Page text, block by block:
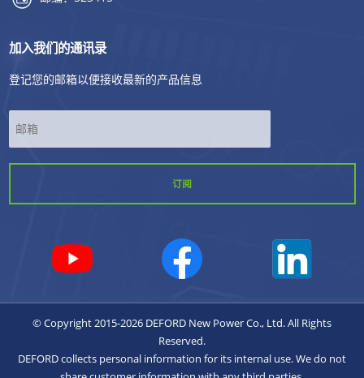
加入我们的通讯录
登记您的邮箱以便接收最新的产品信息
*
© Copyright 2015-2026 DEFORD New Power Co., Ltd. All Rights
Reserved.
DEFORD collects personal information for its internal use. We do not